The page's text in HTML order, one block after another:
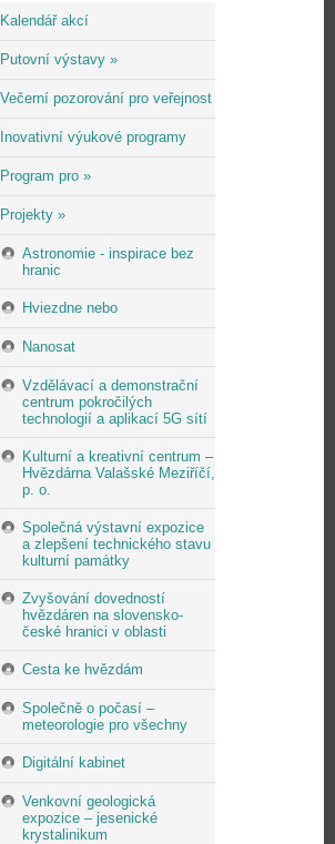
Kalendář akcí
Putovní výstavy »
Večerní pozorování pro veřejnost
Inovativní výukové programy
Program pro »
Projekty »
Astronomie - inspirace bez
hranic
Hviezdne nebo
Nanosat
Vzdělávací a demonstrační
centrum pokročilých
technologií a aplikací 5G sítí
Kulturní a kreativní centrum –
Hvězdárna Valašské Meziříčí,
p. o.
Společná výstavní expozice
a zlepšení technického stavu
kulturní památky
Zvyšování dovedností
hvězdáren na slovensko-
české hranici v oblasti
Cesta ke hvězdám
Společně o počasí –
meteorologie pro všechny
Digitální kabinet
Venkovní geologická
expozice – jesenické
krystalinikum